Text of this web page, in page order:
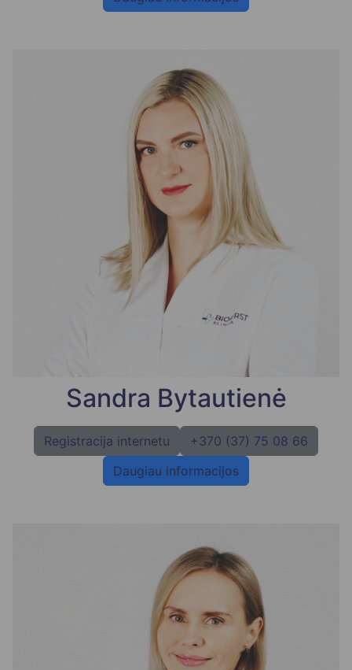
Sandra Bytautienė
Registracija internetu
+370 (37) 75 08 66
Daugiau informacijos